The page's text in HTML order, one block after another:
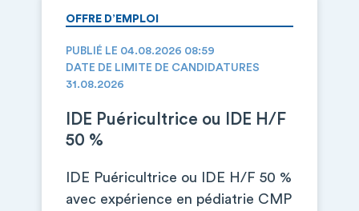
OFFRE D’EMPLOI
PUBLIÉ LE 04.08.2026 08:59
DATE DE LIMITE DE CANDIDATURES
31.08.2026
IDE Puéricultrice ou IDE H/F
50 %
IDE Puéricultrice ou IDE H/F 50 %
avec expérience en pédiatrie CMP